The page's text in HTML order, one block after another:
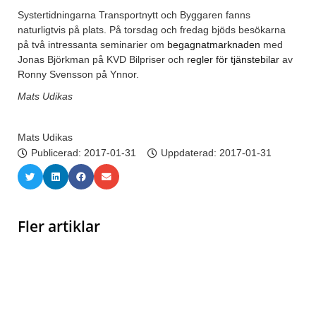
Systertidningarna Transportnytt och Byggaren fanns
naturligtvis på plats. På torsdag och fredag bjöds besökarna
på två intressanta seminarier om begagnatmarknaden med
Jonas Björkman på KVD Bilpriser och regler för tjänstebilar av
Ronny Svensson på Ynnor.
Mats Udikas
Mats Udikas
Publicerad: 2017-01-31 Uppdaterad: 2017-01-31
Fler artiklar